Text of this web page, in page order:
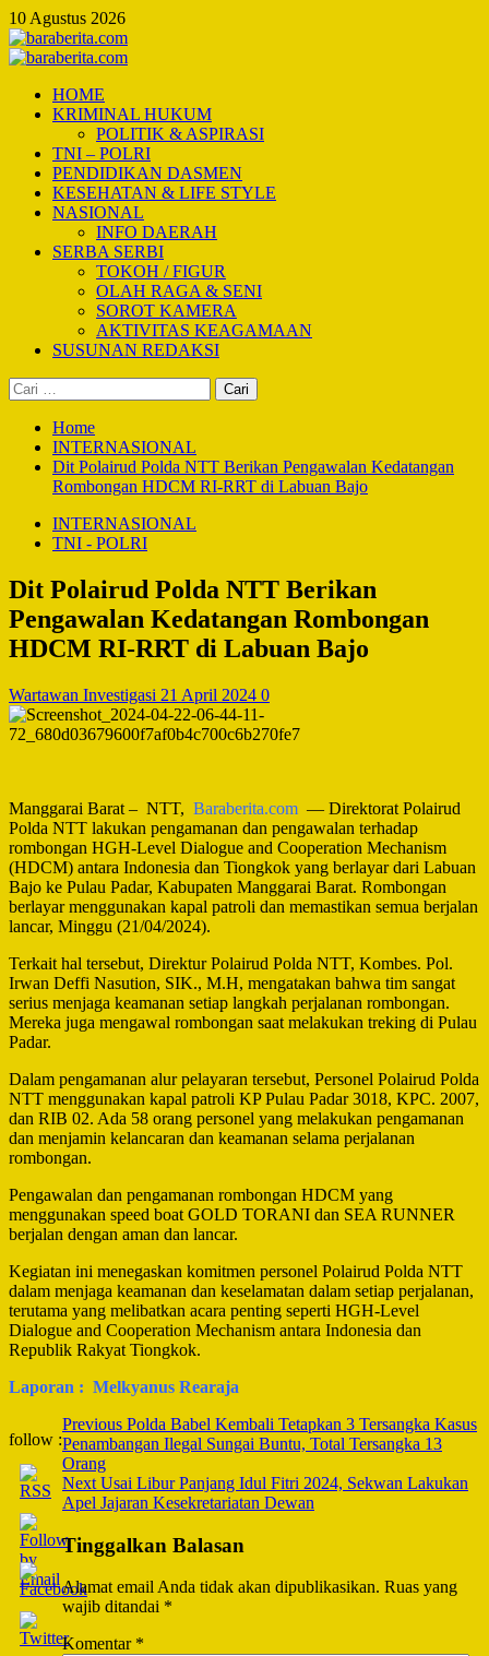
Skip
to
content
10 Agustus 2026
Primary
HOME
KRIMINAL HUKUM
POLITIK & ASPIRASI
TNI – POLRI
PENDIDIKAN DASMEN
KESEHATAN & LIFE STYLE
NASIONAL
INFO DAERAH
SERBA SERBI
TOKOH / FIGUR
OLAH RAGA & SENI
SOROT KAMERA
AKTIVITAS KEAGAMAAN
SUSUNAN REDAKSI
Cari
untuk:
Home
INTERNASIONAL
Dit Polairud Polda NTT Berikan Pengawalan Kedatangan
Rombongan HDCM RI-RRT di Labuan Bajo
INTERNASIONAL
TNI - POLRI
Dit Polairud Polda NTT Berikan
Pengawalan Kedatangan Rombongan
HDCM RI-RRT di Labuan Bajo
Wartawan Investigasi 21 April 2024 0
Manggarai Barat – NTT, Baraberita.com — Direktorat Polairud
Polda NTT lakukan pengamanan dan pengawalan terhadap
rombongan HGH-Level Dialogue and Cooperation Mechanism
(HDCM) antara Indonesia dan Tiongkok yang berlayar dari Labuan
Bajo ke Pulau Padar, Kabupaten Manggarai Barat. Rombongan
berlayar menggunakan kapal patroli dan memastikan semua berjalan
lancar, Minggu (21/04/2024).
Terkait hal tersebut, Direktur Polairud Polda NTT, Kombes. Pol.
Irwan Deffi Nasution, SIK., M.H, mengatakan bahwa tim sangat
serius menjaga keamanan setiap langkah perjalanan rombongan.
Mereka juga mengawal rombongan saat melakukan treking di Pulau
Padar.
Dalam pengamanan alur pelayaran tersebut, Personel Polairud Polda
NTT menggunakan kapal patroli KP Pulau Padar 3018, KPC. 2007,
dan RIB 02. Ada 58 orang personel yang melakukan pengamanan
dan menjamin kelancaran dan keamanan selama perjalanan
rombongan.
Pengawalan dan pengamanan rombongan HDCM yang
menggunakan speed boat GOLD TORANI dan SEA RUNNER
berjalan dengan aman dan lancar.
Kegiatan ini menegaskan komitmen personel Polairud Polda NTT
dalam menjaga keamanan dan keselamatan dalam setiap perjalanan,
terutama yang melibatkan acara penting seperti HGH-Level
Dialogue and Cooperation Mechanism antara Indonesia dan
Republik Rakyat Tiongkok.
Laporan : Melkyanus Rearaja
follow :
Post
Navigation
Previous Polda Babel Kembali Tetapkan 3 Tersangka Kasus
Penambangan Ilegal Sungai Buntu, Total Tersangka 13
Orang
Next Usai Libur Panjang Idul Fitri 2024, Sekwan Lakukan
Apel Jajaran Kesekretariatan Dewan
Tinggalkan Balasan
Alamat email Anda tidak akan dipublikasikan. Ruas yang
wajib ditandai *
Komentar *